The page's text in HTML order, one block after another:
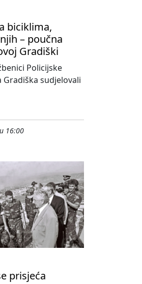
biciklima,
– poučna
Gradiški
Policijske
Gradiška sudjelovali
16:00
prisjeća